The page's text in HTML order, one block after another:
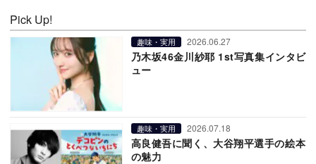
Pick Up!
趣味・実用 2026.06.27
乃木坂46金川紗耶 1st写真集インタビ
ュー
趣味・実用 2026.07.18
高良健吾に聞く、大谷翔平選手の絵本
の魅力